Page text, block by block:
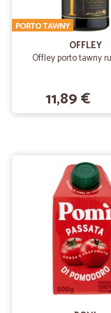
OFFLEY
Offley porto tawny
PORTO TAWNY
11,89 €